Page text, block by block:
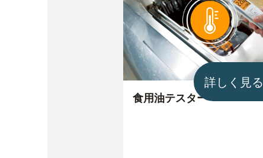
詳しく見る
食用油テスター